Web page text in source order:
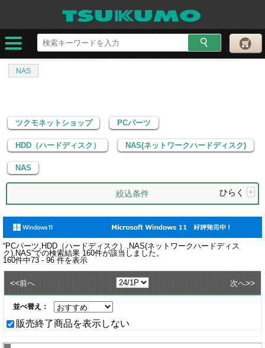
ツクモネットショップ
PCパーツ
HDD（ハードディスク）
NAS(ネットワークハードディスク)
NAS
ツクモネットショップ PCパーツ
HDD（ハードディスク） NAS(ネットワークハードディスク)
NAS
絞込条件 ひらく +
“PCパーツ,HDD（ハードディスク）,NAS(ネットワークハードディス
ク),NAS”での検索結果 160件が該当しました。
160件中73 - 96 件を表示
<<前へ 次へ>>
並べ替え：
販売終了商品を表示しない